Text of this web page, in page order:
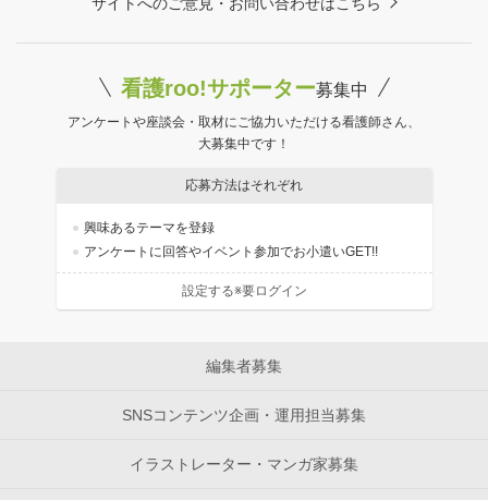
看護roo!サポーター募集中
アンケートや座談会・取材にご協力いただける看護師さん、
大募集中です！
応募方法はそれぞれ
興味あるテーマを登録
アンケートに回答やイベント参加でお小遣いGET!!
設定する※要ログイン
編集者募集
SNSコンテンツ企画・運用担当募集
イラストレーター・マンガ家募集